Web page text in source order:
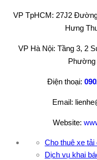
VP TpHCM: 27J2
Hưng
VP Hà Nội: Tầng 3, 2
Phường
Điện thoại:
Email:
Website:
Cho thuê xe
Dịch vụ khai